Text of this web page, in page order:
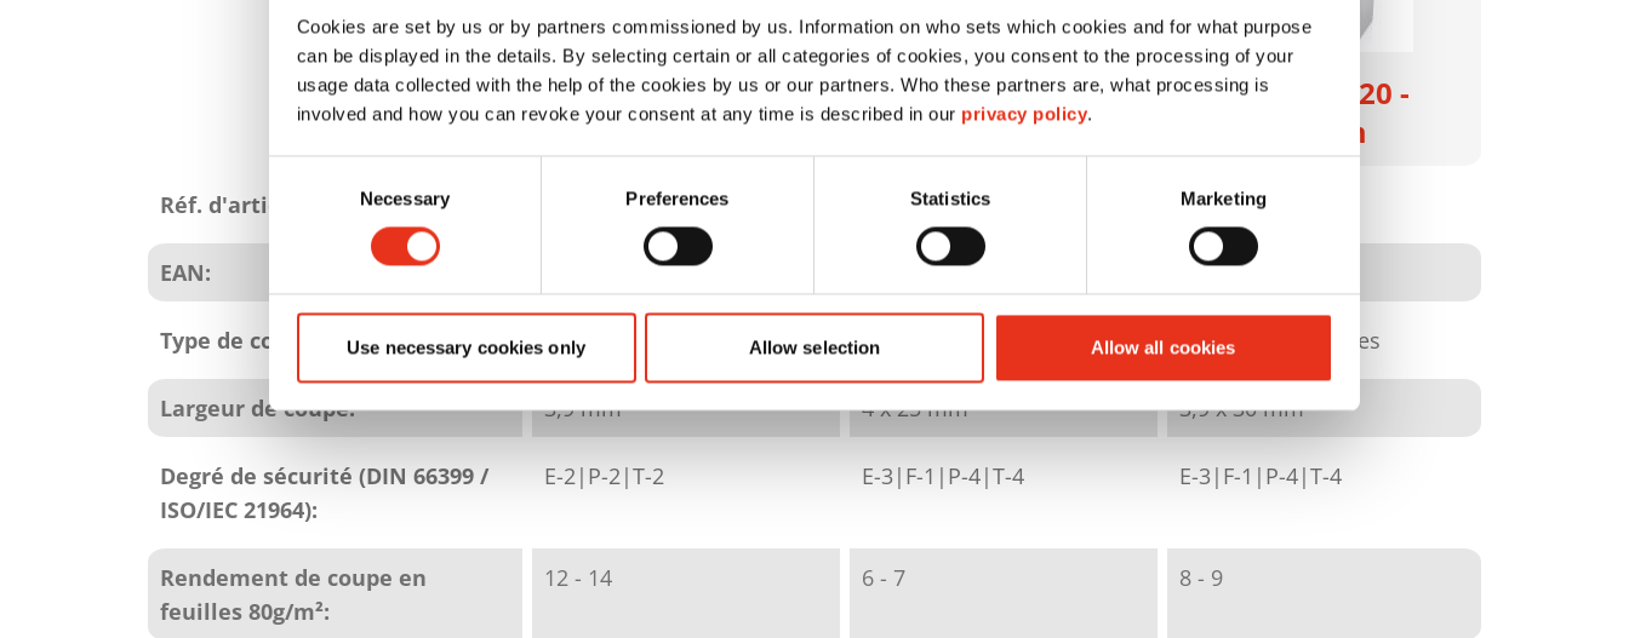
Cookies are set by us or by partners commissioned by us. Information on who sets which cookies and for what purpose
can be displayed in the details. By selecting certain or all categories of cookies, you consent to the processing of your
usage data collected with the help of the cookies by us or our partners. Who these partners are, what processing is
involved and how you can revoke your consent at any time is described in our privacy policy.
Necessary Preferences Statistics Marketing
Use necessary cookies only Allow selection Allow all cookies
du
produit
HSM Pure 220 -
3,9 mm
HSM Pure 220 - 4
x 25 mm
HSM Pure 320 -
3,9 x 30 mm
Réf. d'article: 2320111 2323111 2333121
EAN: 4026631053884 4026631053891 4026631059916
Type de coupe: coupe en bandes coupe en particules coupe en particules
Largeur de coupe: 3,9 mm 4 x 25 mm 3,9 x 30 mm
Degré de sécurité (DIN 66399 /
ISO/IEC 21964):
E-2|P-2|T-2 E-3|F-1|P-4|T-4 E-3|F-1|P-4|T-4
Rendement de coupe en
feuilles 80g/m²:
12 - 14 6 - 7 8 - 9